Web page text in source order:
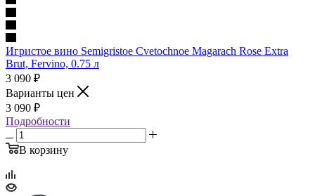
Игристое вино Semigristoe Cvetochnoe Magarach Rose Extra
Brut, Fervino, 0.75 л
3 090 ₽
Варианты цен
3 090 ₽
Подробности
В корзину